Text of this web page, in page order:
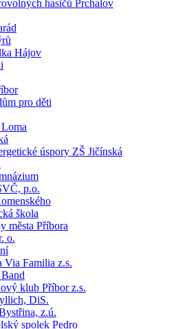
hasičů Prchalov
Hájov
pro děti
úspory ZŠ Jičínská
p.o.
škola
města Příbora
o.
Via Familia z.s.
klub Příbor z.s.
DiS.
z.ú.
spolek Pedro